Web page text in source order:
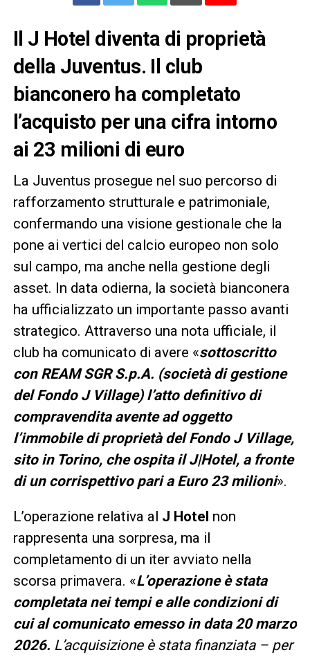
Il J Hotel diventa di proprietà
della Juventus. Il club
bianconero ha completato
l’acquisto per una cifra intorno
ai 23 milioni di euro
La Juventus prosegue nel suo percorso di
rafforzamento strutturale e patrimoniale,
confermando una visione gestionale che la
pone ai vertici del calcio europeo non solo
sul campo, ma anche nella gestione degli
asset. In data odierna, la società bianconera
ha ufficializzato un importante passo avanti
strategico. Attraverso una nota ufficiale, il
club ha comunicato di avere «sottoscritto
con REAM SGR S.p.A. (società di gestione
del Fondo J Village) l’atto definitivo di
compravendita avente ad oggetto
l’immobile di proprietà del Fondo J Village,
sito in Torino, che ospita il J|Hotel, a fronte
di un corrispettivo pari a Euro 23 milioni».
L’operazione relativa al J Hotel non
rappresenta una sorpresa, ma il
completamento di un iter avviato nella
scorsa primavera. «L’operazione è stata
completata nei tempi e alle condizioni di
cui al comunicato emesso in data 20 marzo
2026. L’acquisizione è stata finanziata – per